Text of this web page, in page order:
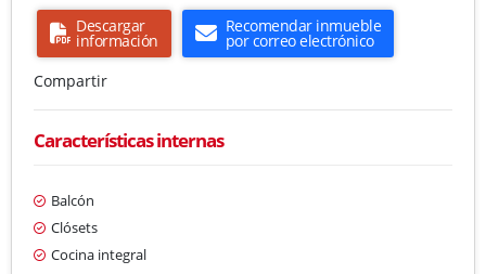
Descargar
información
Recomendar inmueble
por correo electrónico
Compartir
Características internas
Balcón
Clósets
Cocina integral